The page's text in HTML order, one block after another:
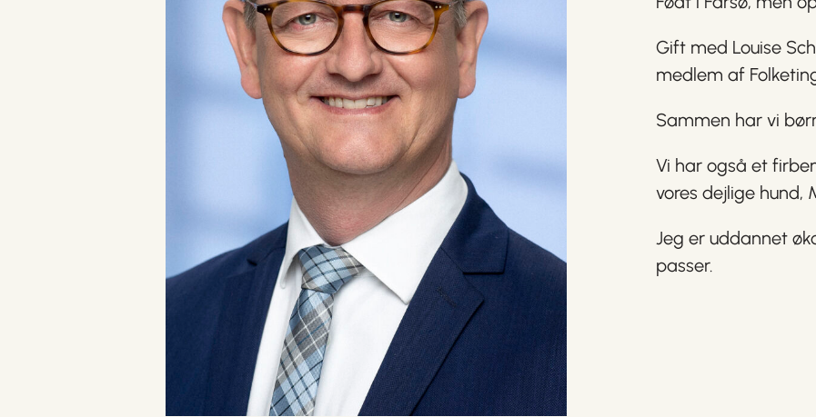
Gift med Louise
medlem af
Sammen har vi
Vi har også et
vores dejlige hund,
Jeg er uddannet
passer.